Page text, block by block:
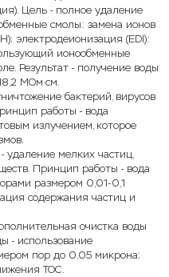
Цель - полное удаление
смолы: замена ионов
электродеионизация (EDI):
ионообменные
Результат - получение воды
МОм·см.
бактерий, вирусов
работы - вода
излучением, которое
удаление мелких частиц,
Принцип работы - вода
размером 0,01-0,1
содержания частиц и
очистка воды
- использование
пор до 0,05 микрона;
TOC.